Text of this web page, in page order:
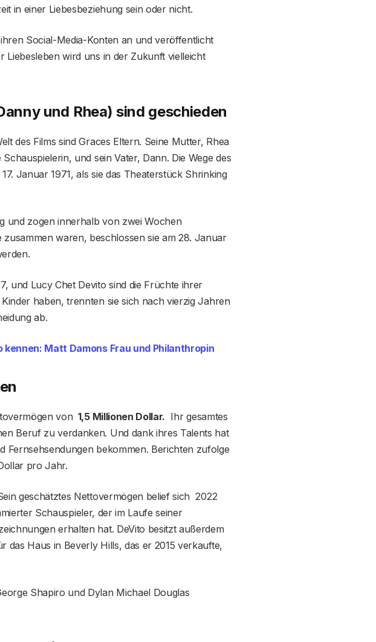
in einer Liebesbeziehung sein oder nicht.
Social-Media-Konten an und veröffentlicht
Liebesleben wird uns in der Zukunft vielleicht
und Rhea) sind geschieden
des Films sind Graces Eltern. Seine Mutter, Rhea
und sein Vater, Dann. Die Wege des
Januar 1971, als sie das Theaterstück Shrinking
und zogen innerhalb von zwei Wochen
waren, beschlossen sie am 28. Januar
und Lucy Chet Devito sind die Früchte ihrer
haben, trennten sie sich nach vierzig Jahren
ab.
kennen: Matt Damons Frau und Philanthropin
von 1,5 Millionen Dollar. Ihr gesamtes
Beruf zu verdanken. Und dank ihres Talents hat
Fernsehsendungen bekommen. Berichten zufolge
pro Jahr.
geschätztes Nettovermögen belief sich 2022
Schauspieler, der im Laufe seiner
erhalten hat. DeVito besitzt außerdem
das Haus in Beverly Hills, das er 2015 verkaufte,
Shapiro und Dylan Michael Douglas